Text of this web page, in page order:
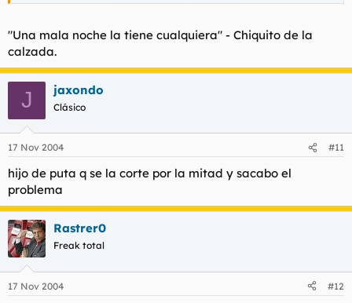
Rabo, sinceramente, a veces prefiero los posteos en los que no
hablas y solo linkeas, coño. Este ultimo post tuyo está a la
altura de thanatos.
"Una mala noche la tiene cualquiera" - Chiquito de la
calzada.
J jaxondo
Clásico
17 Nov 2004 #11
hijo de puta q se la corte por la mitad y sacabo el
problema
Rastrer0
Freak total
17 Nov 2004 #12